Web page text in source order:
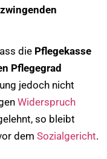
zwingenden
die Pflegekasse
Pflegegrad
jedoch nicht
Widerspruch
so bleibt
dem Sozialgericht.